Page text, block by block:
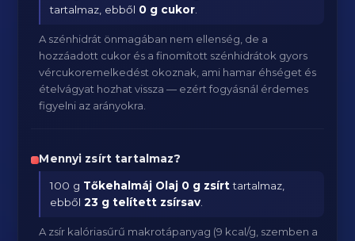
tartalmaz, ebből 0 g cukor
A szénhidrát önmagában nem ellenség, de a
hozzáadott cukor és a finomított szénhidrátok gyors
vércukoremelkedést okoznak, ami hamar éhséget és
ételvágyat hozhat vissza — ezért fogyásnál érdemes
figyelni az arányokra.
Mennyi zsírt tartalmaz?
100 g Tőkehalmáj Olaj 0 g zsírttartalmaz,
ebből23 g telített zsírsav
A zsír kalóriasűrű makrotápanyag (9 kcal/g, szemben a